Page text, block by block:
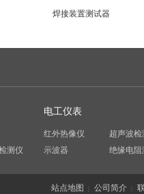
焊接装置测试器
测仪
电工仪表
红外热像仪
超声波检
示波器
绝缘电阻
站点地图 公司简介